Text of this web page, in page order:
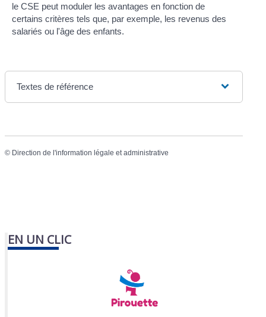
le CSE peut moduler les avantages en fonction de
certains critères tels que, par exemple, les revenus des
salariés ou l'âge des enfants.
Textes de référence
© Direction de l'information légale et administrative
EN UN CLIC